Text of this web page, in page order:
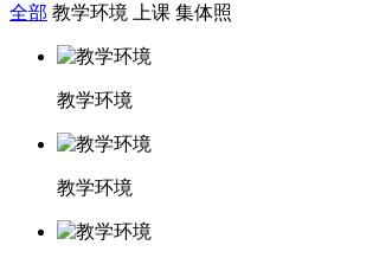
全部 教学环境 上课 集体照
教学环境
教学环境